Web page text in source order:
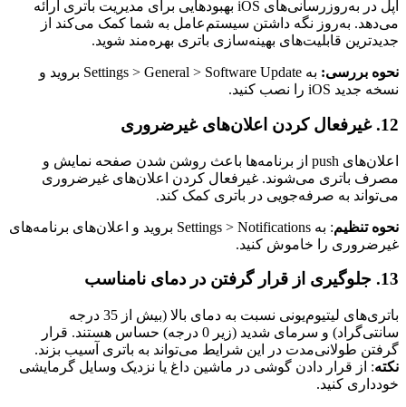
اپل در به‌روزرسانی‌های iOS بهبودهایی برای مدیریت باتری ارائه
می‌دهد. به‌روز نگه داشتن سیستم‌عامل به شما کمک می‌کند از
جدیدترین قابلیت‌های بهینه‌سازی باتری بهره‌مند شوید.
نحوه بررسی:
به Settings > General > Software Update بروید و
نسخه جدید iOS را نصب کنید.
12. غیرفعال کردن اعلان‌های غیرضروری
اعلان‌های push از برنامه‌ها باعث روشن شدن صفحه نمایش و
مصرف باتری می‌شوند. غیرفعال کردن اعلان‌های غیرضروری
می‌تواند به صرفه‌جویی در باتری کمک کند.
نحوه تنظیم
: به Settings > Notifications بروید و اعلان‌های برنامه‌های
غیرضروری را خاموش کنید.
13. جلوگیری از قرار گرفتن در دمای نامناسب
باتری‌های لیتیوم‌یونی نسبت به دمای بالا (بیش از 35 درجه
سانتی‌گراد) و سرمای شدید (زیر 0 درجه) حساس هستند. قرار
گرفتن طولانی‌مدت در این شرایط می‌تواند به باتری آسیب بزند.
نکته: از قرار دادن گوشی در ماشین داغ یا نزدیک وسایل گرمایشی
خودداری کنید.